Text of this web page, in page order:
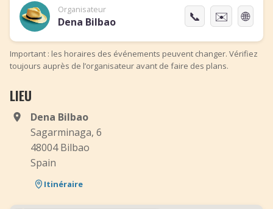
Organisateur
Dena Bilbao 📞 ✉️ 🌐
Important : les horaires des événements peuvent changer. Vérifiez
toujours auprès de l’organisateur avant de faire des plans.
LIEU
Dena Bilbao
Sagarminaga, 6
48004 Bilbao
Spain
Itinéraire